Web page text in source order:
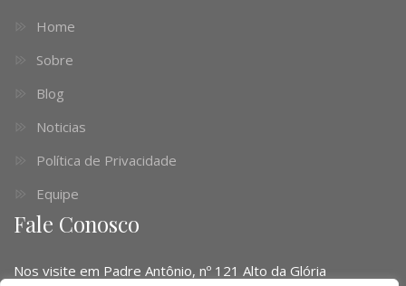
Home
Sobre
Blog
Noticias
Política de Privacidade
Equipe
Fale Conosco
Nos visite em Padre Antônio, nº 121 Alto da Glória